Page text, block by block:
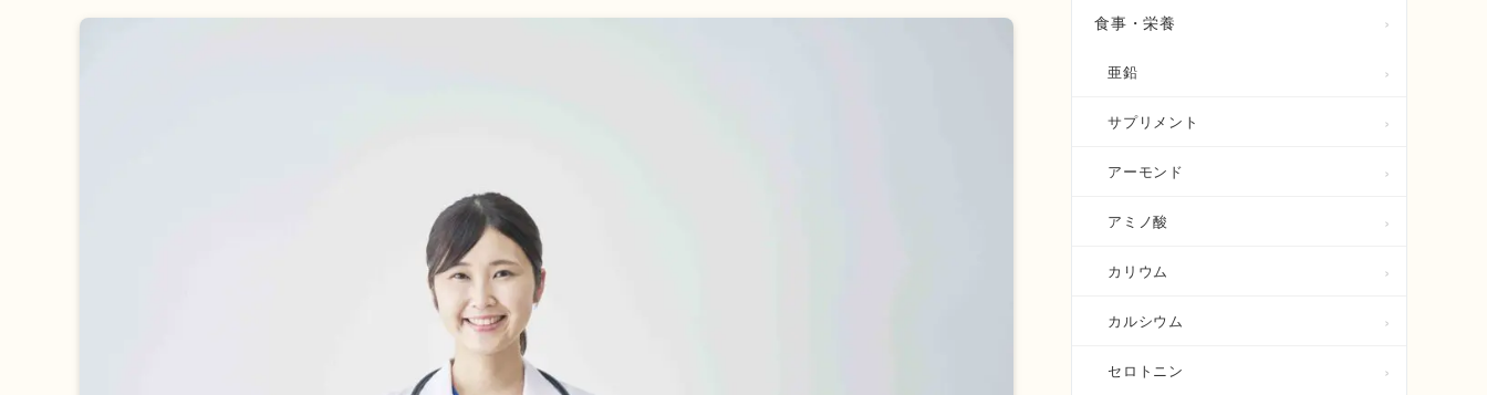
食事・栄養
亜鉛
サプリメント
アーモンド
アミノ酸
カリウム
カルシウム
セロトニン